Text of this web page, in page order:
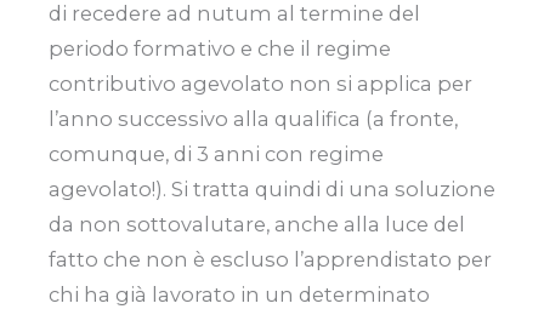
di recedere ad nutum al termine del
periodo formativo e che il regime
contributivo agevolato non si applica per
l’anno successivo alla qualifica (a fronte,
comunque, di 3 anni con regime
agevolato!). Si tratta quindi di una soluzione
da non sottovalutare, anche alla luce del
fatto che non è escluso l’apprendistato per
chi ha già lavorato in un determinato